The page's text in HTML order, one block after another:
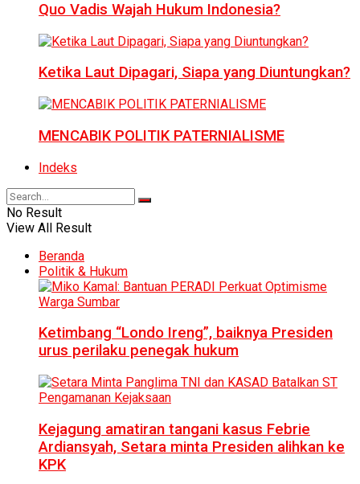
Quo Vadis Wajah Hukum Indonesia?
Ketika Laut Dipagari, Siapa yang Diuntungkan?
MENCABIK POLITIK PATERNIALISME
Indeks
No Result
View All Result
Beranda
Politik & Hukum
Ketimbang “Londo Ireng”, baiknya Presiden
urus perilaku penegak hukum
Kejagung amatiran tangani kasus Febrie
Ardiansyah, Setara minta Presiden alihkan ke
KPK